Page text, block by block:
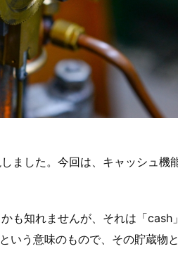
ました。今回は、キャッシュ機
も知れませんが、それは「cash
いう意味のもので、その貯蔵物